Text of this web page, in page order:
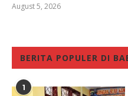
August 5, 2026
BERITA POPULER DI
1